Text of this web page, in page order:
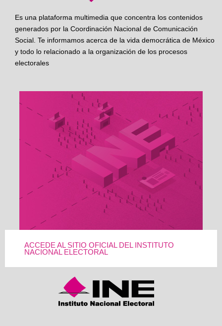
Es una plataforma multimedia que concentra los contenidos
generados por la Coordinación Nacional de Comunicación
Social. Te informamos acerca de la vida democrática de México
y todo lo relacionado a la organización de los procesos
electorales
ACCEDE AL SITIO OFICIAL DEL INSTITUTO
NACIONAL ELECTORAL